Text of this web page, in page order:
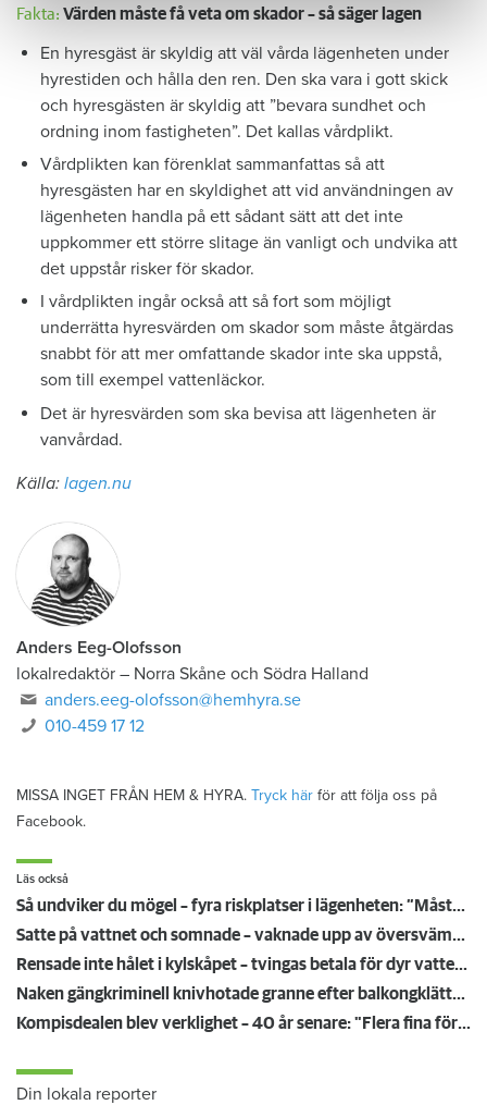
Fakta: Värden måste få veta om skador – så säger lagen
En hyresgäst är skyldig att väl vårda lägenheten under
hyrestiden och hålla den ren. Den ska vara i gott skick
och hyresgästen är skyldig att ”bevara sundhet och
ordning inom fastigheten”. Det kallas vårdplikt.
Vårdplikten kan förenklat sammanfattas så att
hyresgästen har en skyldighet att vid användningen av
lägenheten handla på ett sådant sätt att det inte
uppkommer ett större slitage än vanligt och undvika att
det uppstår risker för skador.
I vårdplikten ingår också att så fort som möjligt
underrätta hyresvärden om skador som måste åtgärdas
snabbt för att mer omfattande skador inte ska uppstå,
som till exempel vattenläckor.
Det är hyresvärden som ska bevisa att lägenheten är
vanvårdad.
Källa: lagen.nu
Anders Eeg-Olofsson
lokalredaktör – Norra Skåne och Södra Halland
anders.eeg-olofsson@hemhyra.se
010-459 17 12
MISSA INGET FRÅN HEM & HYRA. Tryck här för att följa oss på
Facebook.
Läs också
Så undviker du mögel – fyra riskplatser i lägenheten: ”Måste städa bort”
Satte på vattnet och somnade – vaknade upp av översvämning hos grannen
Rensade inte hålet i kylskåpet – tvingas betala för dyr vattenskada
Naken gängkriminell knivhotade granne efter balkongklättring
Kompisdealen blev verklighet – 40 år senare: "Flera fina fördelar med att dela bostad"
Din lokala reporter